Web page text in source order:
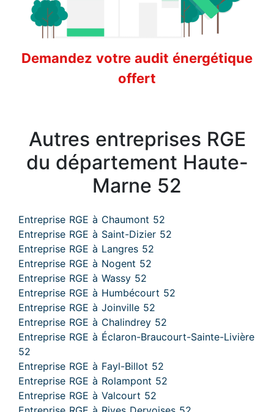
Demandez votre audit énergétique
offert
Autres entreprises RGE
du département Haute-
Marne 52
Entreprise RGE à Chaumont 52
Entreprise RGE à Saint-Dizier 52
Entreprise RGE à Langres 52
Entreprise RGE à Nogent 52
Entreprise RGE à Wassy 52
Entreprise RGE à Humbécourt 52
Entreprise RGE à Joinville 52
Entreprise RGE à Chalindrey 52
Entreprise RGE à Éclaron-Braucourt-Sainte-Livière
52
Entreprise RGE à Fayl-Billot 52
Entreprise RGE à Rolampont 52
Entreprise RGE à Valcourt 52